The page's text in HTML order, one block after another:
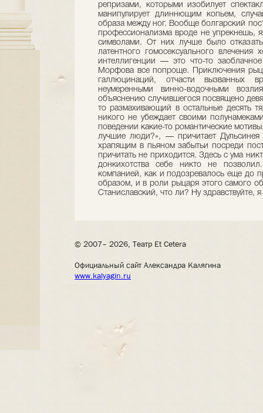
репризами, которыми изобилует
манипулирует длиннющим копьем,
образа между ног. Вообще болгарский
профессионализма вроде не упрекнешь,
символами. От них лучше было
латентного гомосексуального
интеллигенции — это что-то
Морфова все попроще. Приключения
галлюцинаций, отчасти вызванных
неумеренными винно-водочными
объяснению случившегося посвящено
то размахивающий в остальные десять
никого не убеждает своими
поведении какие-то романтические
лучшие люди?», — причитает
храпящим в пьяном забытьи посреди
причитать не приходится. Здесь с ума
донкихотства себе никто не
компанией, как и подозревалось еще до
образом, и в роли рыцаря этого самого
Станиславский, что ли? Ну здравствуйте, я
© 2007– 2026, Театр Et Cetera
Официальный сайт Александра Калягина
www.kalyagin.ru